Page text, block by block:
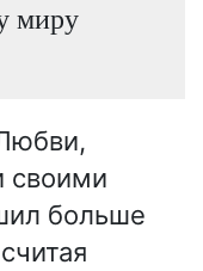
миру
своими
больше